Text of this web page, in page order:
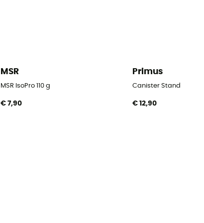
MSR
MSR IsoPro 110 g
€ 7,90
Primus
Canister Stand
€ 12,90